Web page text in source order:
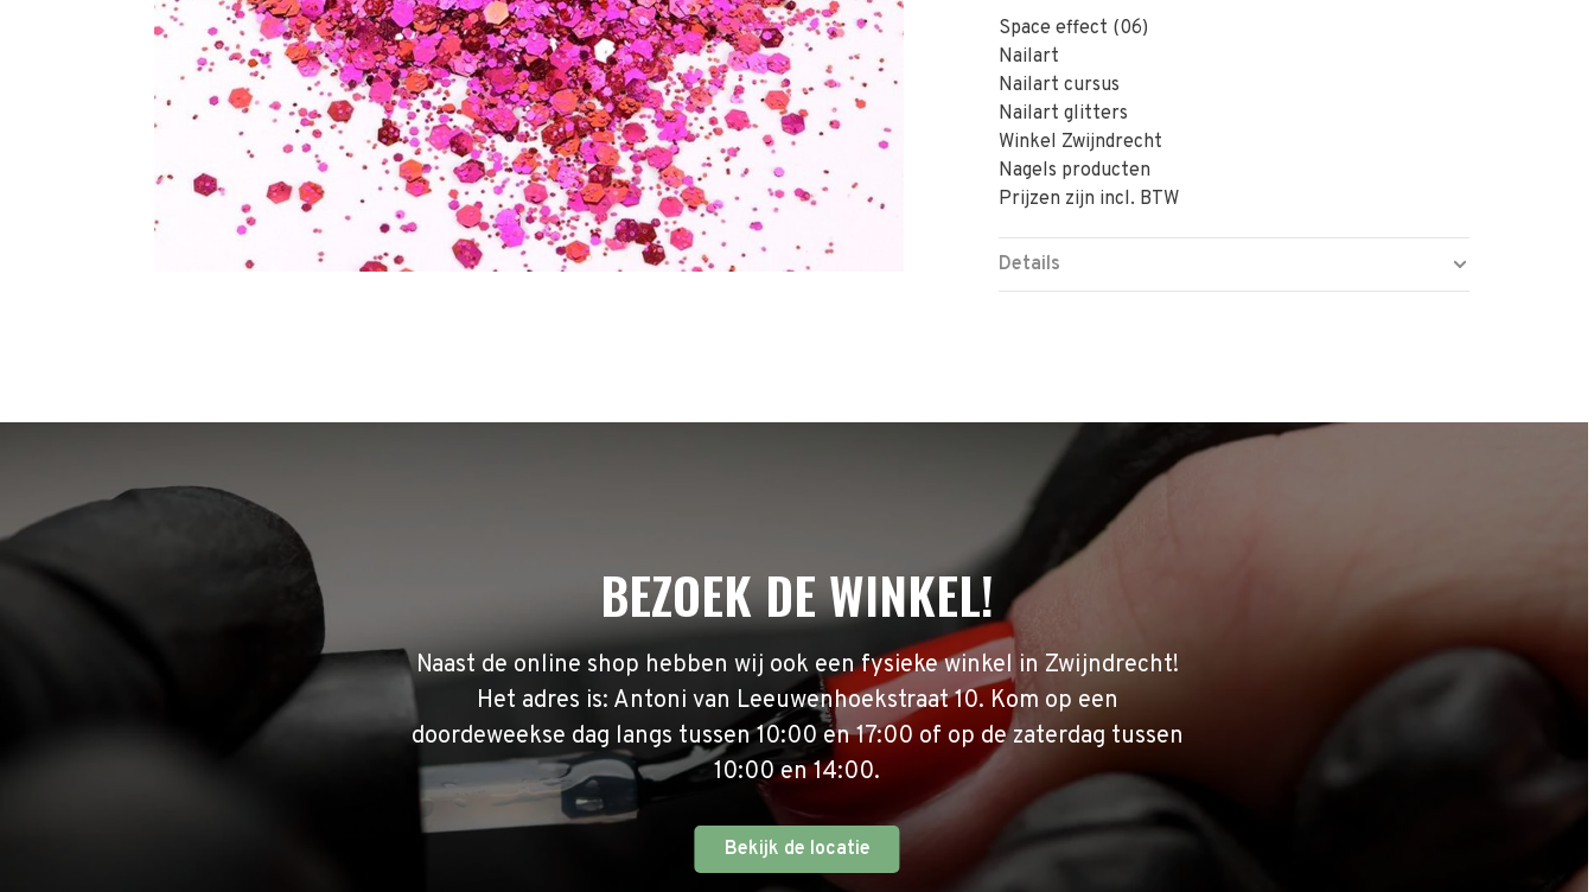
Space effect (06)
Nailart
Nailart cursus
Nailart glitters
Winkel Zwijndrecht
Nagels producten
Prijzen zijn incl. BTW
Details
BEZOEK DE WINKEL!
Naast de online shop hebben wij ook een fysieke winkel in Zwijndrecht!
Het adres is: Antoni van Leeuwenhoekstraat 10. Kom op een
doordeweekse dag langs tussen 10:00 en 17:00 of op de zaterdag tussen
10:00 en 14:00.
Bekijk de locatie